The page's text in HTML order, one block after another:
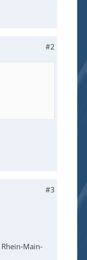
#2
#3
Main-